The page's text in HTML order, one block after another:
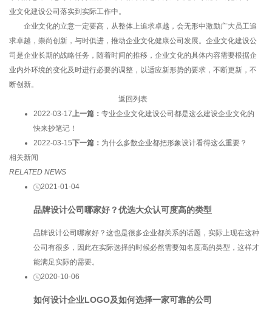
业文化建设公司落实到实际工作中。
企业文化的立意一定要高，从整体上追求卓越，会无形中激励广大员工追
求卓越，崇尚创新，与时俱进，推动企业文化健康公司发展。企业文化建设公
司是企业长期的战略任务，随着时间的推移，企业文化的具体内容需要根据企
业内外环境的变化及时进行必要的调整，以适应新形势的要求，不断更新，不
断创新。
返回列表
2022-03-17上一篇： 专业企业文化建设公司都是这么建设企业文化的
快来抄笔记！
2022-03-15下一篇： 为什么多数企业都把形象设计看得这么重要？
相关新闻
RELATED NEWS
2021-01-04
品牌设计公司哪家好？优选大众认可度高的类型
品牌设计公司哪家好？这也是很多企业都关系的话题，实际上现在这种
公司有很多，因此在实际选择的时候必然需要知名度高的类型，这样才
能满足实际的需要。
2020-10-06
如何设计企业LOGO及如何选择一家可靠的公司